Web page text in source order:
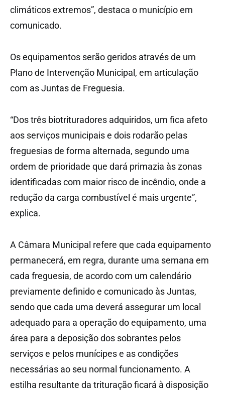
climáticos extremos”, destaca o município em
comunicado.
Os equipamentos serão geridos através de um
Plano de Intervenção Municipal, em articulação
com as Juntas de Freguesia.
“Dos três biotrituradores adquiridos, um fica afeto
aos serviços municipais e dois rodarão pelas
freguesias de forma alternada, segundo uma
ordem de prioridade que dará primazia às zonas
identificadas com maior risco de incêndio, onde a
redução da carga combustível é mais urgente”,
explica.
A Câmara Municipal refere que cada equipamento
permanecerá, em regra, durante uma semana em
cada freguesia, de acordo com um calendário
previamente definido e comunicado às Juntas,
sendo que cada uma deverá assegurar um local
adequado para a operação do equipamento, uma
área para a deposição dos sobrantes pelos
serviços e pelos munícipes e as condições
necessárias ao seu normal funcionamento. A
estilha resultante da trituração ficará à disposição